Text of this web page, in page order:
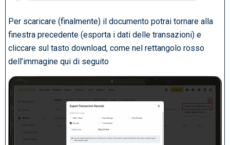
Per scaricare (finalmente) il documento potrai tornare alla
finestra precedente (esporta i dati delle transazioni) e
cliccare sul tasto download, come nel rettangolo rosso
dell’immagine qui di seguito